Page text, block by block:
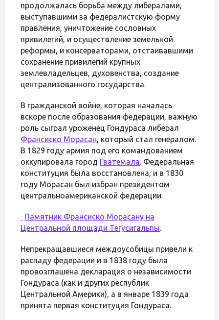
продолжалась борьба между либералами,
выступавшими за федералистскую форму
правления, уничтожение сословных
привилегий, и осуществление земельной
реформы, и консерваторами, отстаивавшими
сохранение привилегий крупных
землевладельцев, духовенства, создание
централизованного государства.
В гражданской войне, которая началась
вскоре после образования федерации, важную
роль сыграл уроженец Гондураса либерал
Франсиско Морасан, который стал генералом.
В 1829 году армия под его командованием
оккупировала город Гватемала. Федеральная
конституция была восстановлена, и в 1830
году Морасан был избран президентом
центральноамериканской федерации.
Памятник Франсиско Морасану на
Центральной площади Тегусигальпы.
Непрекращавшиеся междоусобицы привели к
распаду федерации и в 1838 году была
провозглашена декларация о независимости
Гондураса (как и других республик
Центральной Америки), а в январе 1839 года
принята первая конституция Гондураса.